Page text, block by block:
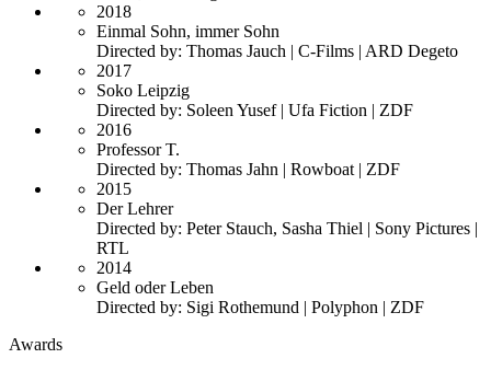
2018
Einmal Sohn, immer Sohn
Directed by: Thomas Jauch | C-Films | ARD Degeto
2017
Soko Leipzig
Directed by: Soleen Yusef | Ufa Fiction | ZDF
2016
Professor T.
Directed by: Thomas Jahn | Rowboat | ZDF
2015
Der Lehrer
Directed by: Peter Stauch, Sasha Thiel | Sony Pictures |
RTL
2014
Geld oder Leben
Directed by: Sigi Rothemund | Polyphon | ZDF
Awards